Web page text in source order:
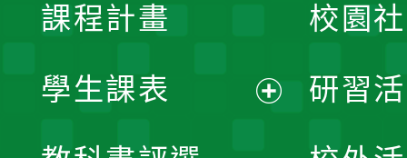
課程計畫
學生課表
校園
研習